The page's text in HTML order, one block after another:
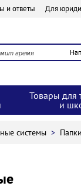
и ответы Для
Товары для
и
системы >